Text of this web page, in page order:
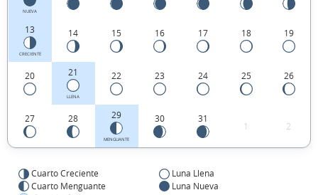
NUEVA
13
CRECIENTE
14 15 16 17 18 19
20 21
LLENA
22 23 24 25 26
27 28 29
MENGUANTE
30 31
1 2
Cuarto Creciente
Luna Llena
Cuarto Menguante
Luna Nueva